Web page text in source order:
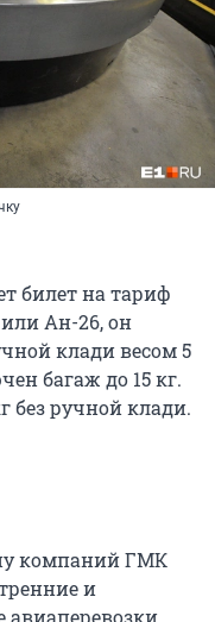
билет на тариф
Ан-26, он
клади весом 5
багаж до 15 кг.
без ручной клади.
компаний ГМК
и